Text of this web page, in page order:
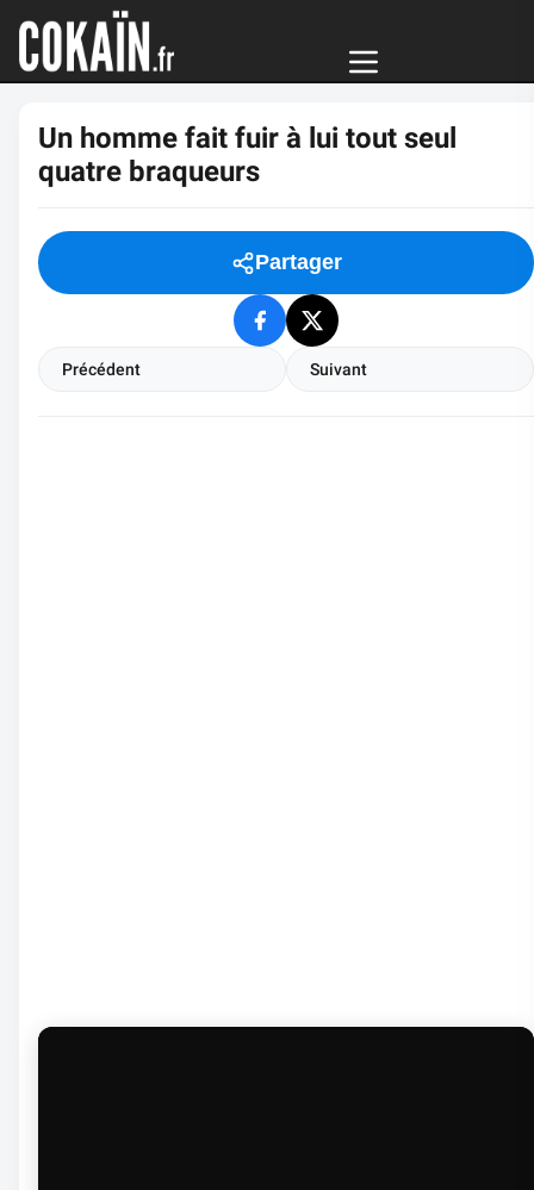
Un homme fait fuir à lui tout seul
quatre braqueurs
Partager
Précédent Suivant